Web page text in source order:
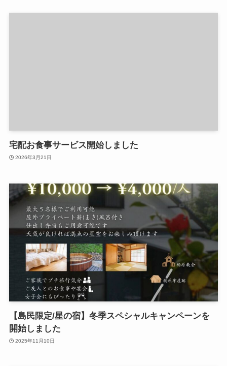
宅配お食事サービス開始しました
2026年3月21日
【島民限定/星の宿】冬季スペシャルキャンペーンを
開始しました
2025年11月10日